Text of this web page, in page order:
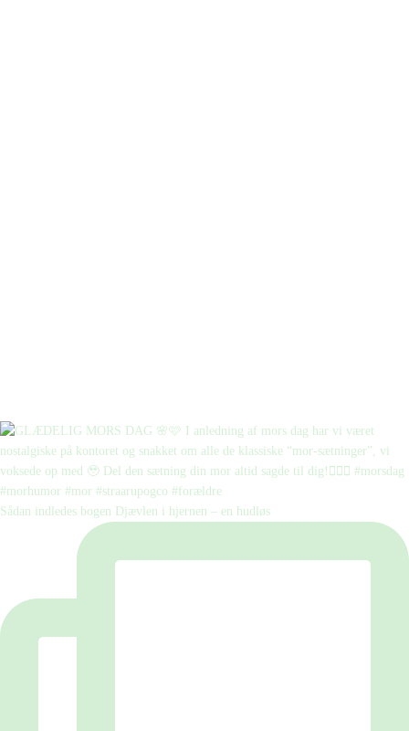
Sådan indledes bogen Djævlen i hjernen – en hudløs